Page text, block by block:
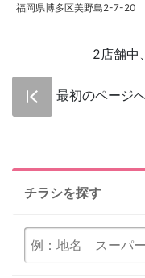
福岡県博多区美野島2-7-20
2店舗中
最初のページ
チラシを探す